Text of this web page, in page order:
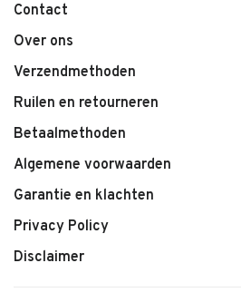
Contact
Over ons
Verzendmethoden
Ruilen en retourneren
Betaalmethoden
Algemene voorwaarden
Garantie en klachten
Privacy Policy
Disclaimer